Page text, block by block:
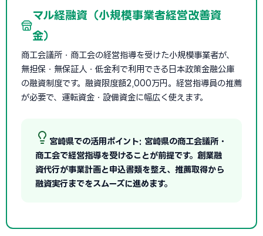
マル経融資（小規模事業者経営改善資
金）
商工会議所・商工会の経営指導を受けた小規模事業者が、
無担保・無保証人・低金利で利用できる日本政策金融公庫
の融資制度です。融資限度額2,000万円。経営指導員の推薦
が必要で、運転資金・設備資金に幅広く使えます。
宮崎県での活用ポイント: 宮崎県の商工会議所・
商工会で経営指導を受けることが前提です。創業融
資代行が事業計画と申込書類を整え、推薦取得から
融資実行までをスムーズに進めます。